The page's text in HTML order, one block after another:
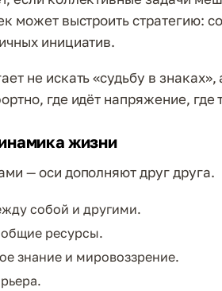
может выстроить стратегию:
инициатив.
не искать «судьбу в
где идёт напряжение, где
жизни
— оси дополняют друг друга.
собой и другими.
ресурсы.
знание и мировоззрение.